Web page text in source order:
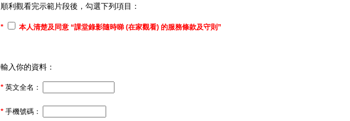
順利觀看完示範片段後，勾選下列項目：
* 本人清楚及同意 “課堂錄影隨時睇 (在家觀看) 的服務條款及守則”
輸入你的資料：
* 英文全名：
* 手機號碼：